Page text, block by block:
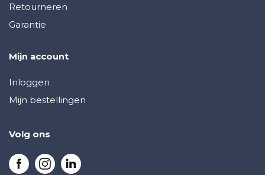
Retourneren
Garantie
Mijn account
Inloggen
Mijn bestellingen
Volg ons